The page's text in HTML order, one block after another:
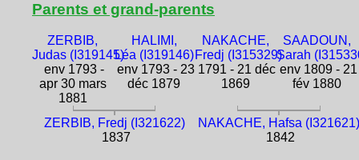
Parents et grand-parents
ZERBIB,
Judas (I319145)
env 1793 -
apr 30 mars
1881
HALIMI,
Léa (I319146)
env 1793 - 23
déc 1879
NAKACHE,
Fredj (I315329)
1791 - 21 déc
1869
SAADOUN,
Sarah
env 1809 - 21
fév 1880
ZERBIB, Fredj (I321622)
1837
NAKACHE, Hafsa (I321621)
1842